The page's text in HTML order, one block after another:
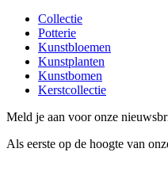
Collectie
Potterie
Kunstbloemen
Kunstplanten
Kunstbomen
Kerstcollectie
Meld je aan voor onze
Als eerste op de hoogte van